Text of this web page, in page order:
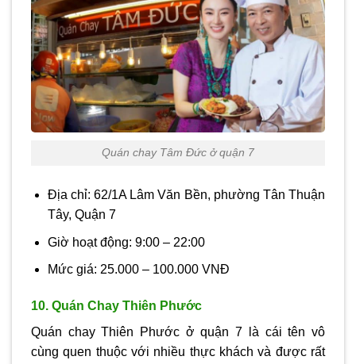
Quán chay Tâm Đức ở quận 7
Địa chỉ: 62/1A Lâm Văn Bền, phường Tân Thuận
Tây, Quận 7
Giờ hoạt động: 9:00 – 22:00
Mức giá: 25.000 – 100.000 VNĐ
10. Quán Chay Thiên Phước
Quán chay Thiên Phước ở quận 7 là cái tên vô
cùng quen thuộc với nhiều thực khách và được rất